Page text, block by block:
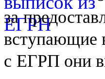
за
вступающие
с ЕГРП они